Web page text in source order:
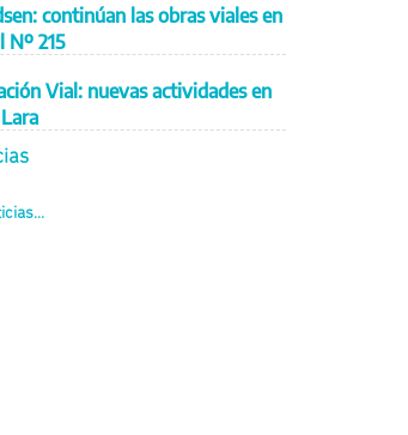
continúan las obras viales en
Nº 215
Vial: nuevas actividades en